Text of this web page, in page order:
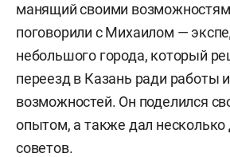
манящий своими
поговорили с Михаилом —
небольшого города, который
переезд в Казань ради работы
возможностей. Он поделился
опытом, а также дал
советов.